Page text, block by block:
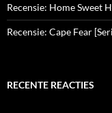
Recensie: Home Sweet
Recensie: Cape Fear
RECENTE REACTIES